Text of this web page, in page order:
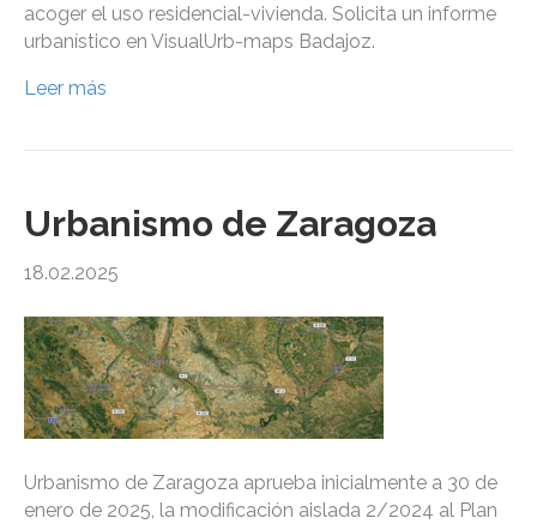
acoger el uso residencial-vivienda. Solicita un informe
urbanístico en VisualUrb-maps Badajoz.
Leer más
Urbanismo de Zaragoza
18.02.2025
Urbanismo de Zaragoza aprueba inicialmente a 30 de
enero de 2025, la modificación aislada 2/2024 al Plan